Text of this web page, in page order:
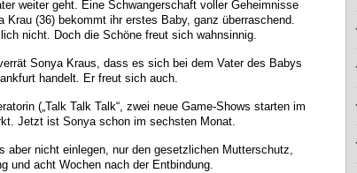
weiter geht. Eine Schwangerschaft voller Geheimnisse
Krau (36) bekommt ihr erstes Baby, ganz überraschend.
nicht. Doch die Schöne freut sich wahnsinnig.
Sonya Kraus, dass es sich bei dem Vater des Babys
handelt. Er freut sich auch.
(„Talk Talk Talk“, zwei neue Game-Shows starten im
Jetzt ist Sonya schon im sechsten Monat.
aber nicht einlegen, nur den gesetzlichen Mutterschutz,
und acht Wochen nach der Entbindung.